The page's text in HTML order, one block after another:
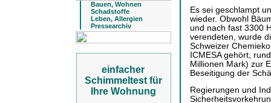
Bauen, Wohnen
Schadstoffe
Leben, Allergien
Pressearchiv
einfacher
Schimmeltest für
Ihre Wohnung
Es sei geschlampt
wieder. Obwohl
und nach fast 3300
verendeten, wurde
Schweizer
ICMESA gehört,
Millionen Mark) zur
Beseitigung der
Regierungen und